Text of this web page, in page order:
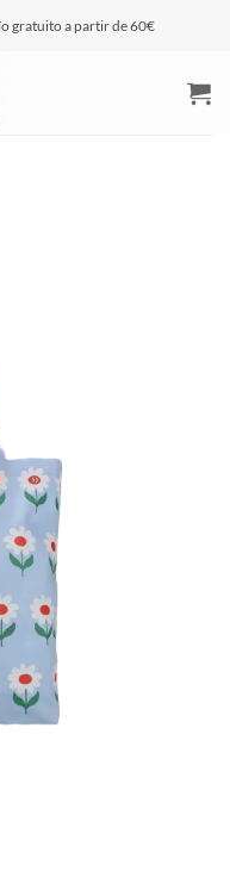
gratuito a partir de 60€